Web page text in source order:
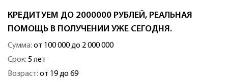
КРЕДИТУЕМ ДО 2000000 РУБЛЕЙ, РЕАЛЬНАЯ
ПОМОЩЬ В ПОЛУЧЕНИИ УЖЕ СЕГОДНЯ.
Сумма: от 100 000 до 2 000 000
Срок: 5 лет
Возраст: от 19 до 69